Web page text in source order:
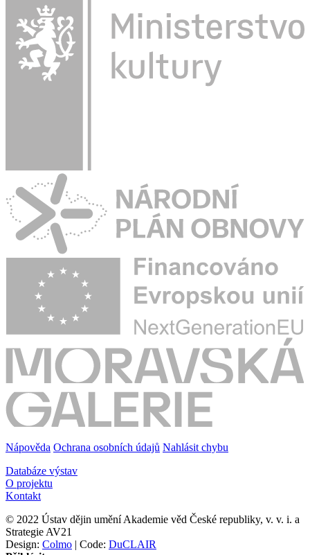
Nápověda Ochrana osobních údajů Nahlásit chybu
Databáze výstav
O projektu
Kontakt
© 2022 Ústav dějin umění Akademie věd České republiky, v. v. i. a
Strategie AV21
Design: Colmo | Code: DuCLAIR